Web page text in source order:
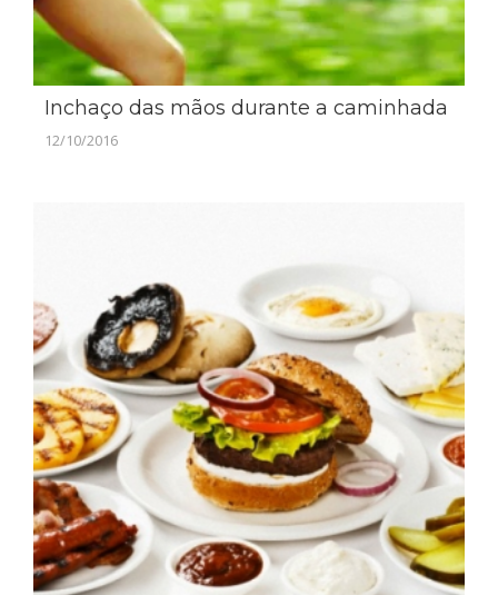
Inchaço das mãos durante a caminhada
12/10/2016